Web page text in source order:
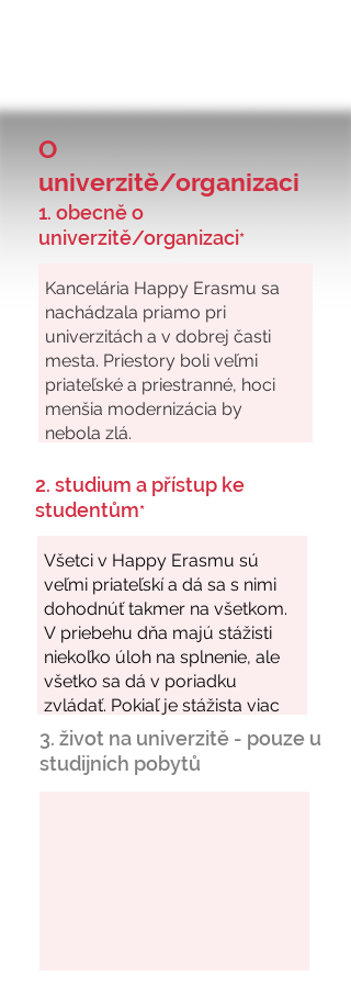
O
univerzitě/organizaci
1. obecně o
univerzitě/organizaci*
2. studium a přístup ke
studentům*
3. život na univerzitě - pouze u
studijních pobytů